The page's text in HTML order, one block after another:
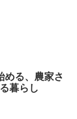
める、農家さ
暮らし